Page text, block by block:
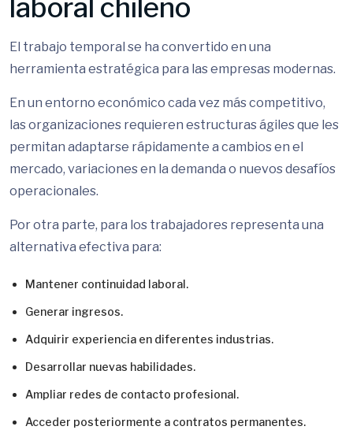
laboral chileno
El trabajo temporal se ha convertido en una
herramienta estratégica para las empresas modernas.
En un entorno económico cada vez más competitivo,
las organizaciones requieren estructuras ágiles que les
permitan adaptarse rápidamente a cambios en el
mercado, variaciones en la demanda o nuevos desafíos
operacionales.
Por otra parte, para los trabajadores representa una
alternativa efectiva para:
Mantener continuidad laboral.
Generar ingresos.
Adquirir experiencia en diferentes industrias.
Desarrollar nuevas habilidades.
Ampliar redes de contacto profesional.
Acceder posteriormente a contratos permanentes.